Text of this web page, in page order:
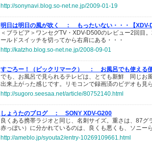
http://sonynavi.blog.so-net.ne.jp/2009-01-19
明日は明日の風が吹く ：
もったいない・・・【
＜ブラビア＞ワンセグTV・XDV-D500のレビュー2回目
ールドスイッチを切ってから右肩にある・・・
http://katzho.blog.so-net.ne.jp/2008-09-01
すごろー！（ビックリマーク） ：
お風呂でも使える
でも、お風呂で見られるテレビは、とても新鮮 同じお
出来上がった感じです。リモコンで録画済のビデオも見
http://sugoro.seesaa.net/article/80752140.html
しょうたのブログ ：
SONY XDV-G200
良くある携帯ラジオと同じ、名刺サイズ。重さは、87グ
赤っぽい）に分かれているのは、良くも悪くも、ソニー
http://ameblo.jp/syouta2/entry-10269109661.html